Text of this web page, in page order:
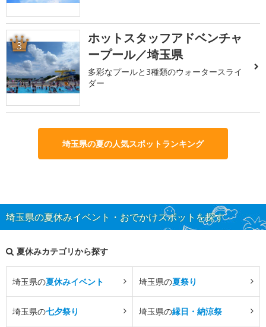
3
ホットスタッフアドベンチャ
ープール／埼玉県
多彩なプールと3種類のウォータースライ
ダー
埼玉県の夏の人気スポットランキング
埼玉県の夏休みイベント・おでかけスポットを探す
夏休みカテゴリから探す
埼玉県の夏休みイベント 埼玉県の夏祭り
埼玉県の七夕祭り 埼玉県の縁日・納涼祭